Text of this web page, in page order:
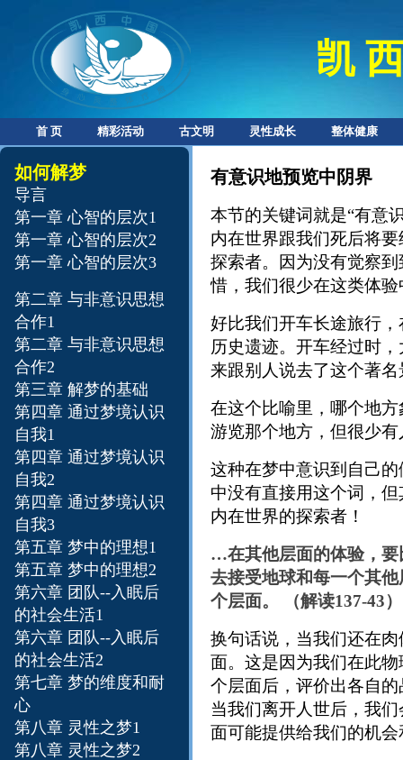
凯
首 页 精彩活动 古文明 灵性成长 整体健康
有意识地预览中阴界
本节的关键词就是“有意
内在世界跟我们死后将
探索者。因为没有觉察
惜，我们很少在这类体
好比我们开车长途旅行
历史遗迹。开车经过时
来跟别人说去了这个著
在这个比喻里，哪个地
游览那个地方，但很少
这种在梦中意识到自己的
中没有直接用这个词，
内在世界的探索者！
…在其他层面的体验，要
去接受地球和每一个其
个层面。 （解读137-43）
换句话说，当我们还在
面。这是因为我们在此
个层面后，评价出各自
当我们离开人世后，我
面可能提供给我们的机
如何解梦
导言
第一章 心智的层次1
第一章 心智的层次2
第一章 心智的层次3
第二章 与非意识思想
合作1
第二章 与非意识思想
合作2
第三章 解梦的基础
第四章 通过梦境认识
自我1
第四章 通过梦境认识
自我2
第四章 通过梦境认识
自我3
第五章 梦中的理想1
第五章 梦中的理想2
第六章 团队--入眠后
的社会生活1
第六章 团队--入眠后
的社会生活2
第七章 梦的维度和耐
心
第八章 灵性之梦1
第八章 灵性之梦2